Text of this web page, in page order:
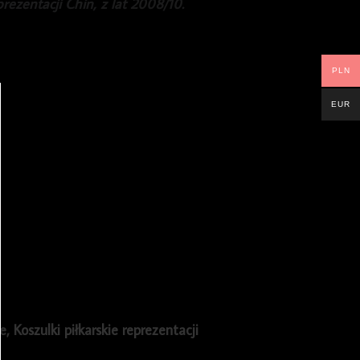
, Koszulki piłkarskie reprezentacji
PLN
EUR